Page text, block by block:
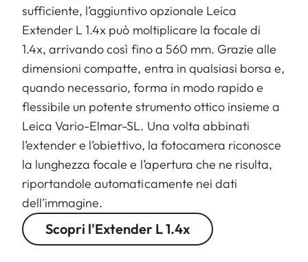
sufficiente, l’aggiuntivo opzionale Leica
Extender L 1.4x può moltiplicare la focale di
1.4x, arrivando così fino a 560 mm. Grazie alle
dimensioni compatte, entra in qualsiasi borsa e,
quando necessario, forma in modo rapido e
flessibile un potente strumento ottico insieme a
Leica Vario-Elmar-SL. Una volta abbinati
l’extender e l’obiettivo, la fotocamera riconosce
la lunghezza focale e l’apertura che ne risulta,
riportandole automaticamente nei dati
dell’immagine.
Scopri l'Extender L 1.4x